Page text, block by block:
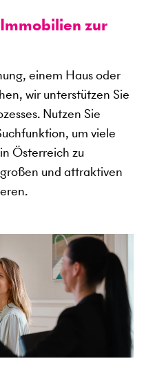
zur
einem Haus oder
wir unterstützen Sie
Nutzen Sie
um viele
Österreich zu
und attraktiven